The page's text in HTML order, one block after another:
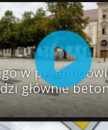
w
głównie